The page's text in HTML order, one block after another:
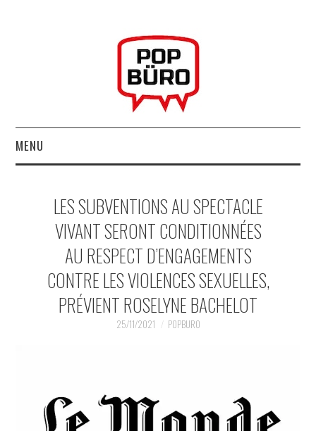
MENU
MUSIQUESACTUELLES.NET
GABBA GABBA HEY !
LES LABELS
LES SUBVENTIONS AU SPECTACLE
VIVANT SERONT CONDITIONNÉES
AU RESPECT D’ENGAGEMENTS
CONTRE LES VIOLENCES SEXUELLES,
PRÉVIENT ROSELYNE BACHELOT
25/11/2021 POPBURO